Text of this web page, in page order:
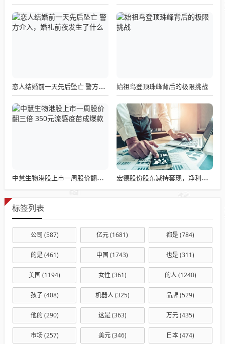
恋人结婚前一天先后坠亡 警方介入，婚礼前夜发生了什么 始祖鸟登顶珠峰背后的极限挑战
中慧生物港股上市一周股价翻三倍 350元流感疫苗成爆款 宏德股份股东减持套现，净利润四年缩水超60%
标签列表
公司 (587) 亿元(1681) 都是(784)
的是(461) 中国 (1743) 也是(311)
美国 (1194) 女性 (361) 的人(1240)
孩子(408) 机器人(325) 品牌(529)
他的 (290) 这是(363) 万元(435)
市场(257) 美元(346) 日本(474)